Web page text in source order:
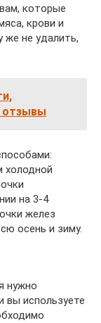
которые
крови и
же не удалить,
отзывы
холодной
на 3-4
желез
осень и зиму.
нужно
вы используете